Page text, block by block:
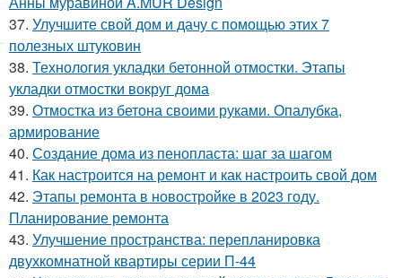
37. Улучшите свой дом и дачу с помощью этих 7
полезных штуковин
38. Технология укладки бетонной отмостки. Этапы
укладки отмостки вокруг дома
39. Отмостка из бетона своими руками. Опалубка,
армирование
40. Создание дома из пенопласта: шаг за шагом
41. Как настроится на ремонт и как настроить свой дом
42. Этапы ремонта в новостройке в 2023 году.
Планирование ремонта
43. Улучшение пространства: перепланировка
двухкомнатной квартиры серии П-44